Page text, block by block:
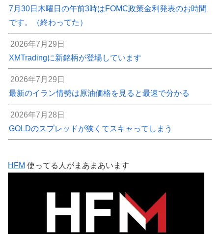
7月30日木曜日の午前3時はFOMC政策金利発表のお時間
です。（終わってた）
2026年7月29日
XMTradingに新銘柄が登場しています
2026年7月29日
最新のイラン情勢は原油価格を見ると最速で分かる
2026年7月28日
GOLDのスプレッドが狭くてスキャってしまう
HFM 使ってる人がまあまあいます